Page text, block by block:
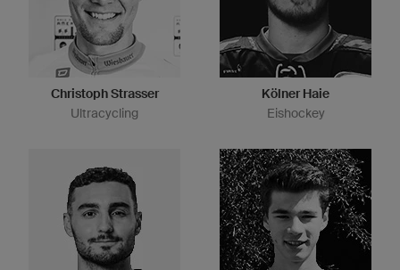
Christoph Strasser
Ultracycling
Kölner Haie
Eishockey